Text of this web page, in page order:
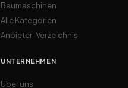
Baumaschinen
Alle Kategorien
Anbieter-Verzeichnis
UNTERNEHMEN
Über uns